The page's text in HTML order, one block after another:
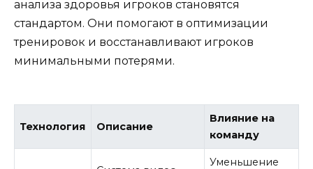
анализа здоровья игроков становятся
стандартом. Они помогают в оптимизации
тренировок и восстанавливают игроков
минимальными потерями.
Технология Описание
Влияние на
команду
Уменьшение